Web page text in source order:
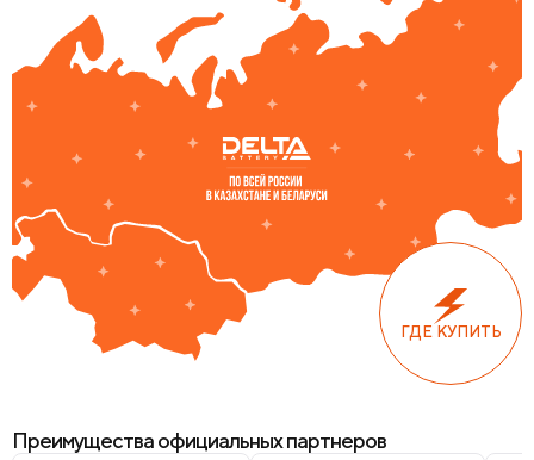
Преимущества официальных партнеров
ГДЕ КУПИТЬ